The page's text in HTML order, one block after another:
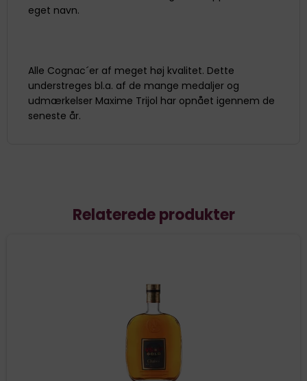
eget navn.
Alle Cognac´er af meget høj kvalitet. Dette
understreges bl.a. af de mange medaljer og
udmærkelser Maxime Trijol har opnået igennem de
seneste år.
Relaterede produkter